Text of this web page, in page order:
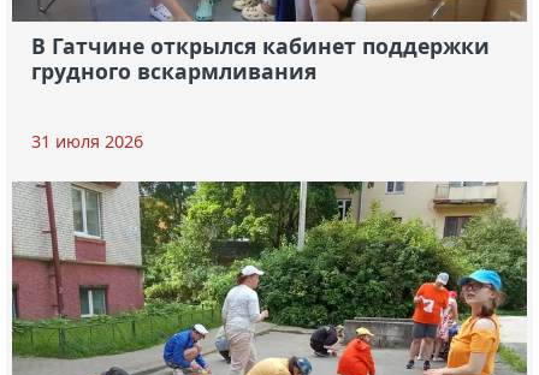
В Гатчине открылся кабинет поддержки
грудного вскармливания
31 июля 2026